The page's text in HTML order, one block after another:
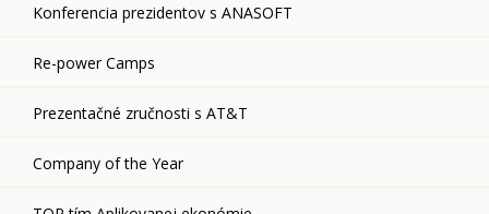
Konferencia prezidentov s ANASOFT
Re-power Camps
Prezentačné zručnosti s AT&T
Company of the Year